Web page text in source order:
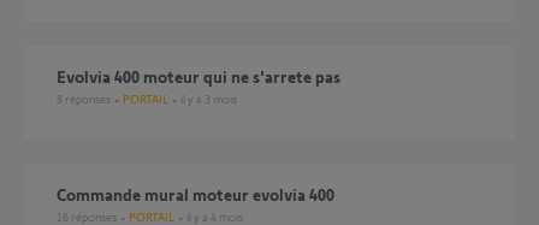
Evolvia 400 moteur qui ne s'arrete pas
8 réponses PORTAIL il y a 3 mois
Commande mural moteur evolvia 400
16 réponses PORTAIL il y a 4 mois